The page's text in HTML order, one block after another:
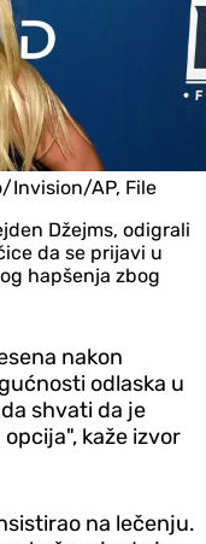
Invision/AP, File
Džejms, odigrali
da se prijavi u
hapšenja zbog
nakon
odlaska u
shvati da je
kaže izvor
na lečenju.